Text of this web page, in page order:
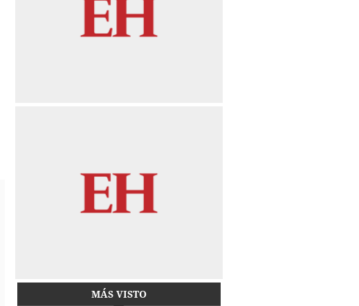
MÁS VISTO